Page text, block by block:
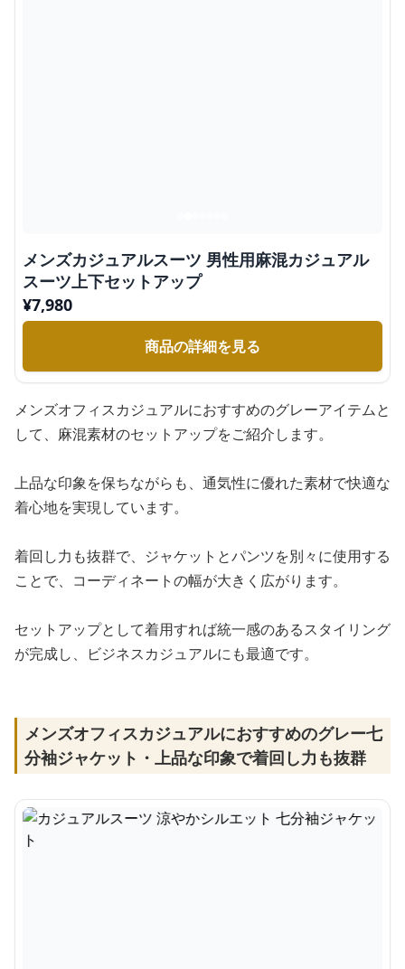
メンズカジュアルスーツ 男性用麻混カジュアル
スーツ上下セットアップ
¥7,980
商品の詳細を見る
メンズオフィスカジュアルにおすすめのグレーアイテムと
して、麻混素材のセットアップをご紹介します。
上品な印象を保ちながらも、通気性に優れた素材で快適な
着心地を実現しています。
着回し力も抜群で、ジャケットとパンツを別々に使用する
ことで、コーディネートの幅が大きく広がります。
セットアップとして着用すれば統一感のあるスタイリング
が完成し、ビジネスカジュアルにも最適です。
メンズオフィスカジュアルにおすすめのグレー七
分袖ジャケット・上品な印象で着回し力も抜群